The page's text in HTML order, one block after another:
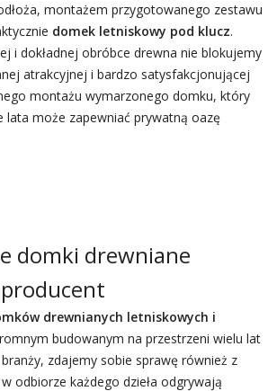
montażem przygotowanego zestawu
domek letniskowy pod klucz.
i dokładnej obróbce drewna nie blokujemy
atrakcyjnej i bardzo satysfakcjonującej
montażu wymarzonego domku, który
lata może zapewniać prywatną oazę
domki drewniane
drewnianych letniskowych i
budowanym na przestrzeni wielu lat
zdajemy sobie sprawę również z
odbiorze każdego dzieła odgrywają